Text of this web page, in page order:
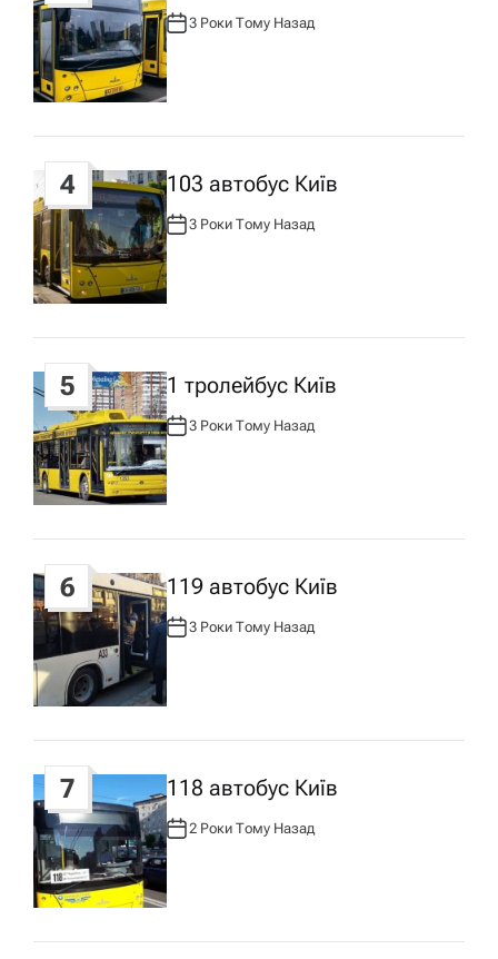
А
В
Т
О
Р
:
3 Роки Тому Назад
4 103 автобус Київ
А
В
Т
О
Р
:
3 Роки Тому Назад
5 1 тролейбус Київ
А
В
Т
О
Р
:
3 Роки Тому Назад
6 119 автобус Київ
А
Р
:
3 Роки Тому Назад
7 118 автобус Київ
А
В
Т
Р
:
2 Роки Тому Назад